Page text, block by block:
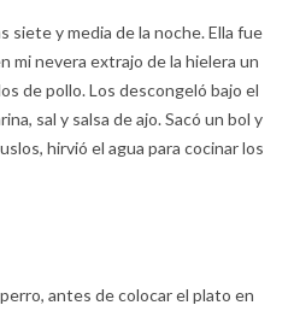
siete y media de la noche. Ella fue
mi nevera extrajo de la hielera un
de pollo. Los descongeló bajo el
sal y salsa de ajo. Sacó un bol y
hirvió el agua para cocinar los
antes de colocar el plato en